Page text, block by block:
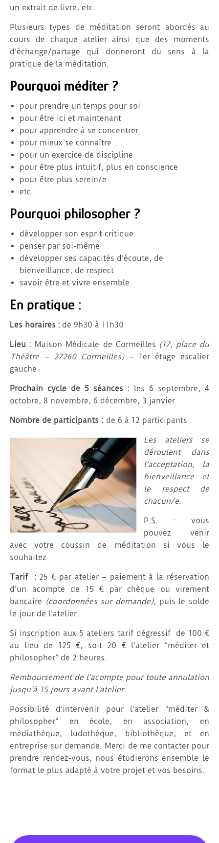
un extrait de livre, etc.
Plusieurs types de méditation seront abordés au
cours de chaque atelier ainsi que des moments
d’échange/partage qui donneront du sens à la
pratique de la méditation.
Pourquoi méditer ?
pour prendre un temps pour soi
pour être ici et maintenant
pour apprendre à se concentrer
pour mieux se connaître
pour un exercice de discipline
pour être plus intuitif, plus en conscience
pour être plus serein/e
etc.
Pourquoi philosopher ?
développer son esprit critique
penser par soi-même
développer ses capacités d’écoute, de
bienveillance, de respect
savoir être et vivre ensemble
En pratique :
Les horaires : de 9h30 à 11h30
Lieu : Maison Médicale de Cormeilles (17, place du
Théâtre – 27260 Cormeilles)– 1er étage escalier
gauche
Prochain cycle de 5 séances : les 6 septembre, 4
octobre, 8 novembre, 6 décembre, 3 janvier
Nombre de participants : de 6 à 12 participants
Les ateliers se
déroulent dans
l’acceptation, la
bienveillance et
le respect de
chacun/e.
P.S. : vous
pouvez venir
avec votre coussin de méditation si vous le
souhaitez
Tarif : 25 € par atelier – paiement à la réservation
d’un acompte de 15 € par chèque ou virement
bancaire (coordonnées sur demande), puis le solde
le jour de l’atelier.
Si inscription aux 5 ateliers tarif dégressif de 100 €
au lieu de 125 €, soit 20 € l’atelier “méditer et
philosopher” de 2 heures.
Remboursement de l’acompte pour toute annulation
jusqu’à 15 jours avant l’atelier.
Possibilité d’intervenir pour l’atelier “méditer &
philosopher” en école, en association, en
médiathèque, ludothèque, bibliothèque, et en
entreprise sur demande. Merci de me contacter pour
prendre rendez-vous, nous étudierons ensemble le
format le plus adapté à votre projet et vos besoins.